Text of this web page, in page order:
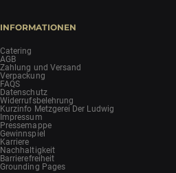
INFORMATIONEN
Catering
AGB
Zahlung und Versand
Verpackung
FAQS
Datenschutz
Widerrufsbelehrung
Kurzinfo Metzgerei Der Ludwig
Impressum
Pressemappe
Gewinnspiel
Karriere
Nachhaltigkeit
Barrierefreiheit
Grounding Pages